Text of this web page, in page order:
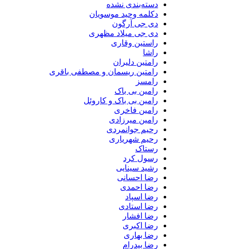
دسته‌بندی نشده
دکلمه وحید موسویان
دی جی آرگون
دی جی میلاد مظهری
راستین وقاری
راشا
رامتین دلیران
رامتین ریسمان و مصطفی باقری
رامسز
رامین بی باک
رامین بی باک و کاروئل
رامین فاخری
رامین میرزادی
رحیم جوانمردی
رحیم شهریاری
رستاک
رسول کرد
رشید سینایی
رضا احسانی
رضا احمدی
رضا اسپاد
رضا استادی
رضا افشار
رضا اکبری
رضا بهاری
رضا بیدرام